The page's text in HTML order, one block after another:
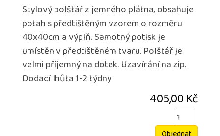
Stylový polštář z jemného plátna, obsahuje
potah s předtištěným vzorem o rozměru
40x40cm a výplň. Samotný potisk je
umístěn v předtištěném tvaru. Polštář je
velmi příjemný na dotek. Uzavírání na zip.
Dodací lhůta 1-2 týdny
405,00 Kč